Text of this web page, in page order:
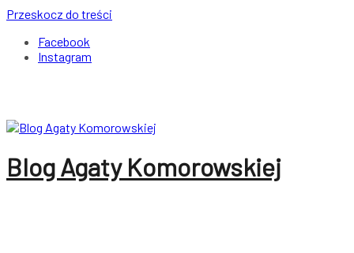
Przeskocz do treści
Facebook
Instagram
Blog Agaty Komorowskiej